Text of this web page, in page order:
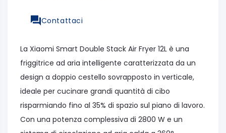
Contattaci
La Xiaomi Smart Double Stack Air Fryer 12L è una
friggitrice ad aria intelligente caratterizzata da un
design a doppio cestello sovrapposto in verticale,
ideale per cucinare grandi quantità di cibo
risparmiando fino al 35% di spazio sul piano di lavoro.
Con una potenza complessiva di 2800 W e un